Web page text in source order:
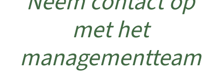
met het
managementteam